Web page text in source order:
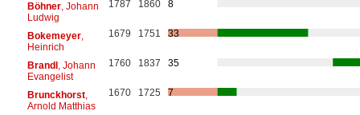
Böhner, Johann
Ludwig
1787 1860 8
Bokemeyer,
Heinrich
1679 1751 33
Brandl, Johann
Evangelist
1760 1837 35
Brunckhorst,
Arnold Matthias
1670 1725 7